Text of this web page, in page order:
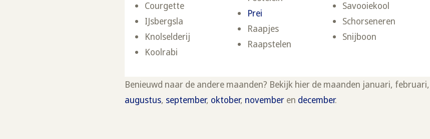
Courgette
IJsbergsla
Knolselderij
Koolrabi
Prei
Raapjes
Raapstelen
Savooiekool
Schorseneren
Snijboon
Benieuwd naar de andere maanden? Bekijk hier de maanden januari,
augustus, september, oktober, november en december.